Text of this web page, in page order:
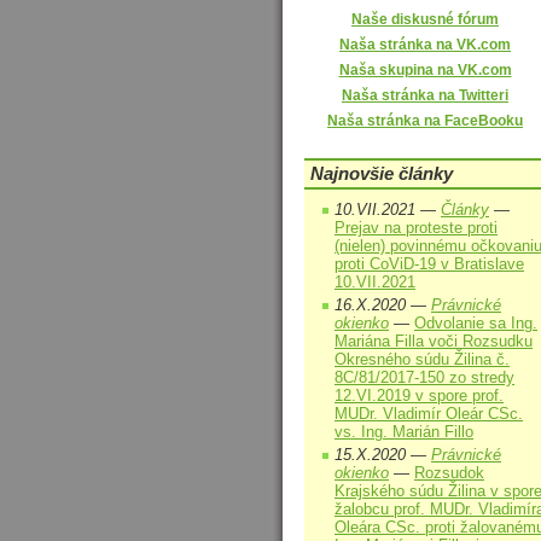
Naše diskusné fórum
Naša stránka na VK.com
Naša skupina na VK.com
Naša stránka na Twitteri
Naša stránka na FaceBooku
Najnovšie články
10.VII.2021 — Články —
Prejav na proteste proti
(nielen) povinnému očkovaniu
proti CoViD-19 v Bratislave
10.VII.2021
16.X.2020 — Právnické
okienko — Odvolanie sa Ing.
Mariána Filla voči Rozsudku
Okresného súdu Žilina č.
8C/81/2017-150 zo stredy
12.VI.2019 v spore prof.
MUDr. Vladimír Oleár CSc.
vs. Ing. Marián Fillo
15.X.2020 — Právnické
okienko — Rozsudok
Krajského súdu Žilina v spore
žalobcu prof. MUDr.
Oleára CSc. proti